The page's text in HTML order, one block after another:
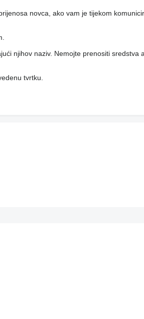
novca, ako vam je tijekom
njihov naziv. Nemojte prenositi sredstva
tvrtku.